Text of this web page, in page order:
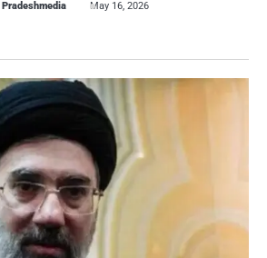
Pradeshmedia May 16, 2026